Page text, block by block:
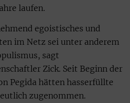
laufen.
egoistisches und
im Netz sei unter anderem
sagt
Zick. Seit Beginn der
Pegida hätten hasserfüllte
zugenommen.